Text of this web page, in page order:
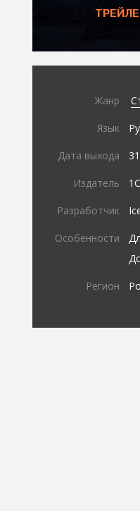
Жанр
Язык
Дата выхода
Издатель
Разработчик
Особенности
Регион